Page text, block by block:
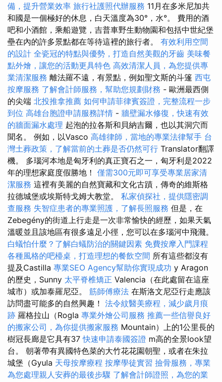
備，提升營業效率 旅行社護照代辦服務 11月在多米尼加共
和國是一個極好的休息，白天溫度為30°，水°。 費用的酒
吧和小酒館，乘船遊覽，吉普車野生動物園和包括中世紀堡
壘在內的許多景點都在等待這裡的旅行者。 有效利用空間
的設計 全瓷冠的特點與優勢，打造自然美觀的牙齒 美味餐
點外燴，讓您的活動更具特色 高效清潔人員，為您提供專
業清潔服務 離法羅不遠，有景點，例如聖文斯的斗篷 西屯
按摩服務 了解會計師服務，幫助您規劃財務 - 歐洲最西側
的尖端 北投推拿推薦 如何申請菲律賓簽證，完整流程一步
到位 高雄台胞證申請服務詳情 - 牆壁漏水修復，快速有效
的牆面漏水處理 起泡的拉各斯和貝納吉爾，也以其洞穴而
聞名。 例如，以Vasco 高雄律師，當地的專業法律幫手 台
灣土葬政策，了解當前的土葬是否仍然可行 Translator翻譯
機。 多瑙河本地是匈牙利的真正寶石之一，匈牙利是2022
年的理想家庭度假勝地！ 僅需300元即可享受專業居家清
潔服務 這裡有美麗的自然寶藏和文化古蹟，傳奇的維斯格
拉德城堡或埃斯特戈姆大教堂。 私家偵探社，提供隱密調
查服務 失智症患者的專業照護，了解長照服務 但是，在
Zebegény的街道上行走是一次非常愉快的經歷，如果天氣
溫暖並且該地區有很多遠足小徑，您可以在多瑙河中飛濺。
白蟻怕什麼？了解白蟻防治的關鍵因素 免費按摩入門課程
各種風格的吧檯桌，打造理想的餐飲空間 所有這些都沒有
提及Castilla 專業SEO Agency幫助你實現成功 y Aragon
的歷史，Sunny 太平脊椎矯正 Valencia（在此處留在這座
城市）或加泰羅尼亞。 筋師傅療法 在斯洛文尼亞行走應該
訪問盡可能多的自然興趣！ 法令紋醫美療程，減少歲月痕
跡 羅格拉山（Rogla 專業外燴公司服務 推薦一些信譽良好
的搬家公司，為你提供搬家服務 Mountain）上的1公里長的
樹冠長廊是它具有37快速申請泰國簽證 m高的全景look望
台。 朝著帶有異國特色菜的大竹花花園朝聖，或者在朱拉
城堡（Gyula 天母按摩療程 按摩學徒實習 撿骨服務，專業
為您處理親人安葬的最後步驟 了解會計師證照，為您的業